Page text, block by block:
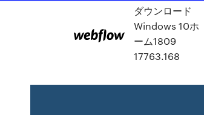
ダウンロード
Windows 10ホ
ーム1809
17763.168